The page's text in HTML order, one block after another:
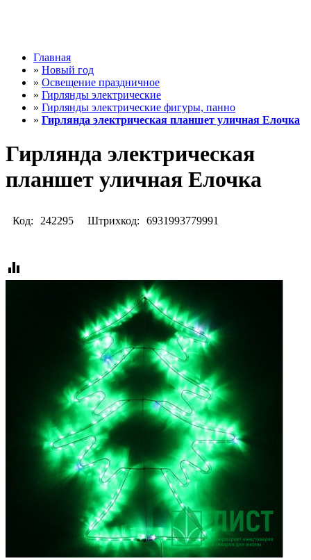
Главная
» Новый год
» Освещение праздничное
» Гирлянды электрические
» Гирлянды электрические фигуры, панно
» Гирлянда электрическая планшет уличная Елочка
Гирлянда электрическая
планшет уличная Елочка
Код: 242295 Штрихкод: 6931993779991
equalizer